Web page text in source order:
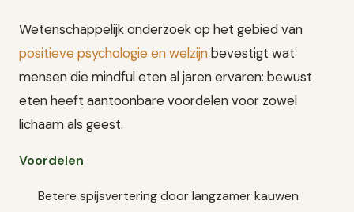
Wetenschappelijk onderzoek op het gebied van
positieve psychologie en welzijnbevestigt wat
mensen die mindful eten al jaren ervaren: bewust
eten heeft aantoonbare voordelen voor zowel
lichaam als geest.
Voordelen
Betere spijsvertering door langzamer kauwen